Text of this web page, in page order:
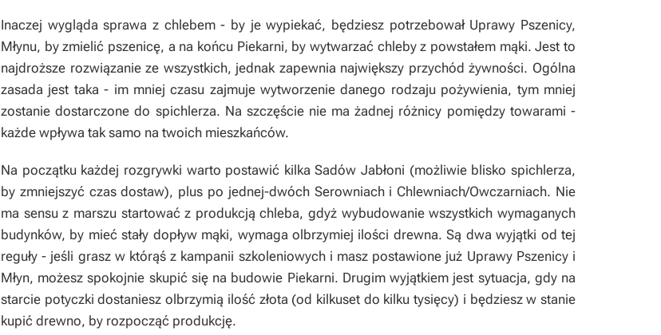
Inaczej wygląda sprawa z chlebem - by je wypiekać, będziesz potrzebował Uprawy Pszenicy,
Młynu, by zmielić pszenicę, a na końcu Piekarni, by wytwarzać chleby z powstałem mąki. Jest to
najdroższe rozwiązanie ze wszystkich, jednak zapewnia największy przychód żywności. Ogólna
zasada jest taka - im mniej czasu zajmuje wytworzenie danego rodzaju pożywienia, tym mniej
zostanie dostarczone do spichlerza. Na szczęście nie ma żadnej różnicy pomiędzy towarami -
każde wpływa tak samo na twoich mieszkańców.
Na początku każdej rozgrywki warto postawić kilka Sadów Jabłoni (możliwie blisko spichlerza,
by zmniejszyć czas dostaw), plus po jednej-dwóch Serowniach i Chlewniach/Owczarniach. Nie
ma sensu z marszu startować z produkcją chleba, gdyż wybudowanie wszystkich wymaganych
budynków, by mieć stały dopływ mąki, wymaga olbrzymiej ilości drewna. Są dwa wyjątki od tej
reguły - jeśli grasz w którąś z kampanii szkoleniowych i masz postawione już Uprawy Pszenicy i
Młyn, możesz spokojnie skupić się na budowie Piekarni. Drugim wyjątkiem jest sytuacja, gdy na
starcie potyczki dostaniesz olbrzymią ilość złota (od kilkuset do kilku tysięcy) i będziesz w stanie
kupić drewno, by rozpocząć produkcję.